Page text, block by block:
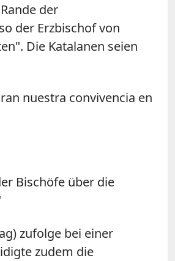
der
der Erzbischof von
Die Katalanen seien
nuestra convivencia en
Bischöfe über die
zufolge bei einer
zudem die